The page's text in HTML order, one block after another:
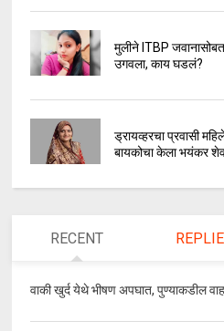
मुलीने ITBP
उगवला, काय घडलं?
ड्रायव्हरचा प्रवासी
बायकोचा केला भयंकर
RECENT
वाकी खुर्द येथे भीषण अपघात, पुण्याकडील